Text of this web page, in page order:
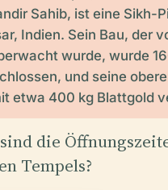
Sahib, ist eine Sikh-
Indien. Sein Bau, der
wurde, wurde
und seine
etwa 400 kg Blattgold
die
Tempels?